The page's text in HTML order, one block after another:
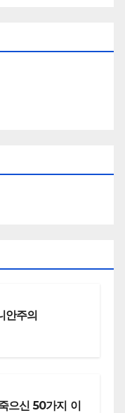
안주의
으신 50가지 이